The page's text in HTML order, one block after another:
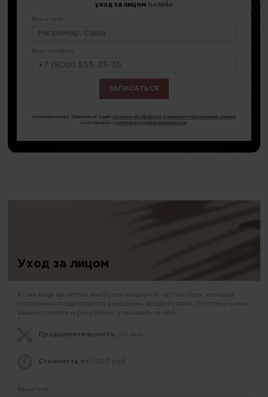
уход за лицом онлайн
Ваше имя:
Ваш телефон:
Нажимая кнопку "Записаться" я даюсогласие на обработку и хранение персональных данных
и соглашаюсь сполитикой конфиденциальности
Уход за лицом
Кожа лица является наиболее открытой частью тела, которая
постоянно подвергается внешнему воздействию. Поэтому очень
важно следить и регулярно ухаживать за ней.
Продолжительность: 20 мин.
Стоимость от: 1500 руб.
Ваше имя: